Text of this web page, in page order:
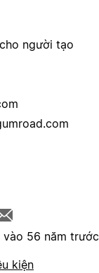
người tạo
vào 56 năm trước
kiện